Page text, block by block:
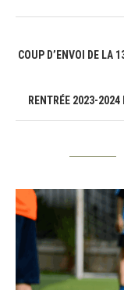
COUP D’ENVOI DE LA
RENTRÉE 2023-